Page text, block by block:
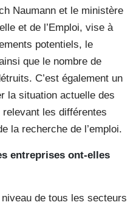
Naumann et le ministère
et de l’Emploi, vise à
potentiels, le
que le nombre de
C’est également un
la situation actuelle des
les différentes
la recherche de l’emploi.
entreprises ont-elles
niveau de tous les secteurs